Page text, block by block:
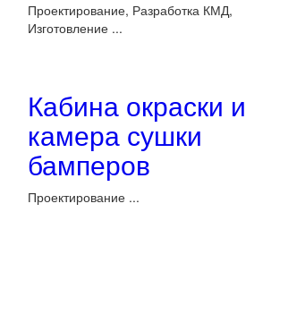
Проектирование, Разработка КМД,
Изготовление ...
Кабина окраски и
камера сушки
бамперов
Проектирование ...